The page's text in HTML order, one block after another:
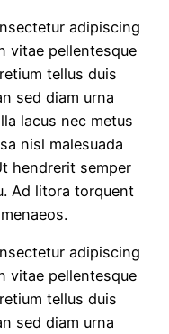
adipiscing
vitae pellentesque
tellus duis
sed diam urna
lacus nec metus
nisl malesuada
hendrerit semper
Ad litora torquent
adipiscing
vitae pellentesque
tellus duis
sed diam urna